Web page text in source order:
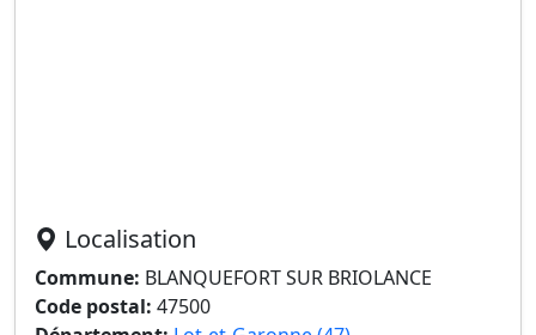
Localisation
Commune: BLANQUEFORT SUR BRIOLANCE
Code postal: 47500